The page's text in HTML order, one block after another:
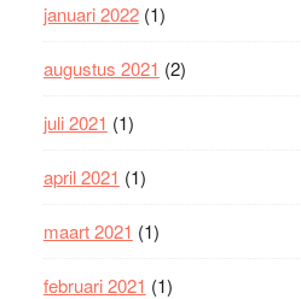
januari 2022(1)
augustus 2021 (2)
juli 2021 (1)
april 2021 (1)
maart 2021 (1)
februari 2021 (1)